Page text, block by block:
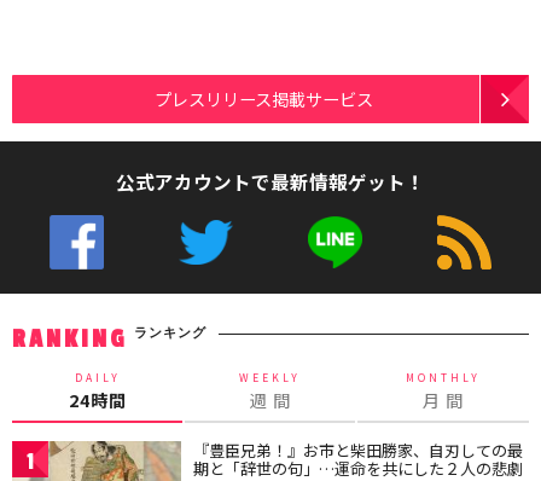
プレスリリース掲載サービス
公式アカウントで最新情報ゲット！
RANKING ランキング
DAILY
24時間
WEEKLY
週 間
MONTHLY
月 間
1 『豊臣兄弟！』お市と柴田勝家、自刃しての最
期と「辞世の句」…運命を共にした２人の悲劇